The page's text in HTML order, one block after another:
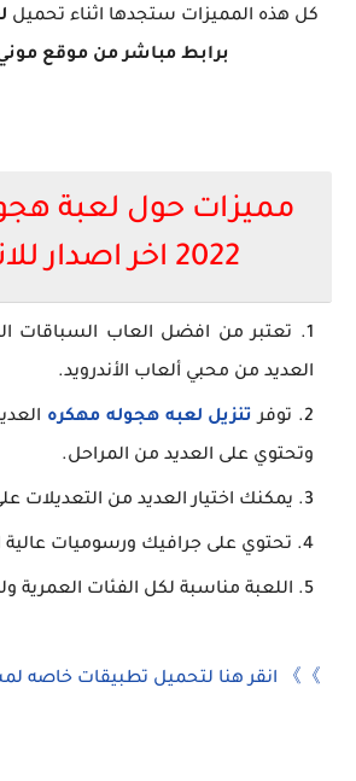
كل هذه المميزات ستجدها اثناء تحميل
برابط مباشر من موقع
مميزات حول لعبة
2022 اخر اصدار للاندرويد
تعتبر من افضل العاب السباقات
العديد من محبي ألعاب الأندرويد.
توفر تنزيل لعبه هجوله مهكره
وتحتوي على العديد من المراحل.
يمكنك اختيار العديد من التعديلات
تحتوي على جرافيك ورسوميات عالية
اللعبة مناسبة لكل الفئات العمرية
》》 انقر هنا لتحميل تطبيقات خاصه